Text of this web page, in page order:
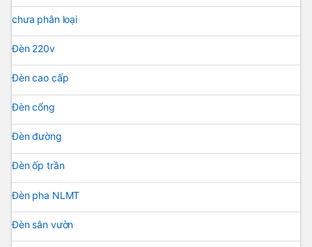
chưa phân loại
Đèn 220v
Đèn cao cấp
Đèn cổng
Đèn đường
Đèn ốp trần
Đèn pha NLMT
Đèn sân vườn